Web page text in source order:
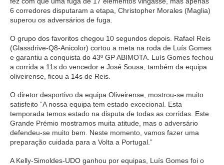
6 corredores disputaram a etapa, Christopher Morales (Maglia)
superou os adversários de fuga.
O grupo dos favoritos chegou 10 segundos depois. Rafael Reis
(Glassdrive-Q8-Anicolor) cortou a meta na roda de Luís Gomes
e garantiu a conquista do 43º GP ABIMOTA. Luís Gomes fechou
a corrida a 11s do vencedor e José Sousa, também da equipa
oliveirense, ficou a 14s de Reis.
O diretor desportivo da equipa Oliveirense, mostrou-se muito
satisfeito “A nossa equipa tem estado excecional. Esta
temporada temos estado na disputa de todas as corridas. Este
Grande Prémio mostramos muita atitude, mas o adversário
defendeu-se muito bem. Neste momento, vamos fazer uma
preparação cuidada para a Volta a Portugal.”
A Kelly-Simoldes-UDO ganhou por equipas, Luís Gomes foi o